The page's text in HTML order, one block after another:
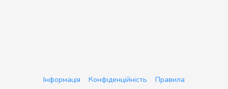
Інформація Конфіденційність
Правила